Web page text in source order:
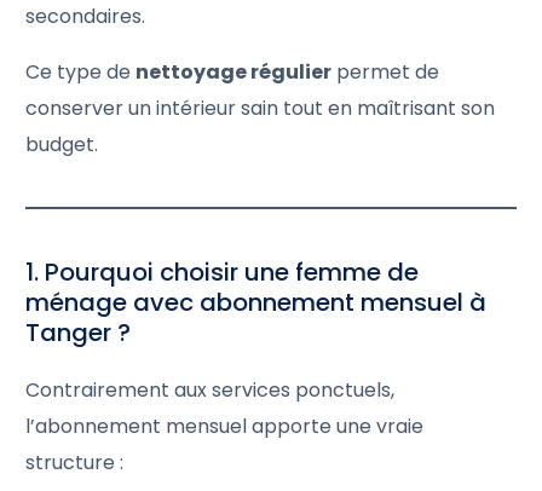
secondaires.
Ce type de nettoyage régulier permet de
conserver un intérieur sain tout en maîtrisant son
budget.
1. Pourquoi choisir une femme de
ménage avec abonnement mensuel à
Tanger ?
Contrairement aux services ponctuels,
l’abonnement mensuel apporte une vraie
structure :